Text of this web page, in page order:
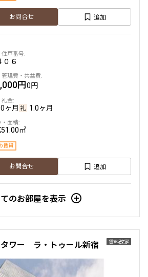
お問合せ 追加
０６
円0円
ヶ月 1.0ヶ月
51.00㎡
賃貸
お問合せ 追加
のお部屋を表示
賃料改定
ワー ラ・トゥール新宿